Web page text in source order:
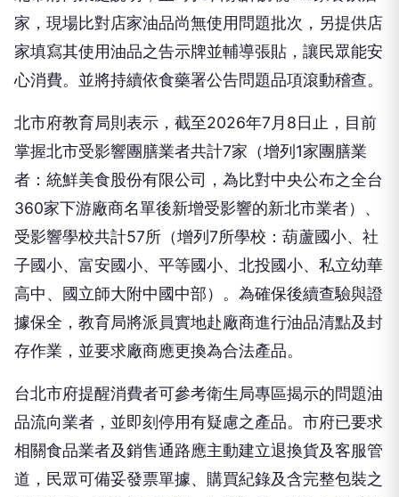
家，現場比對店家油品尚無使用問題批次，另提供店
家填寫其使用油品之告示牌並輔導張貼，讓民眾能安
心消費。並將持續依食藥署公告問題品項滾動稽查。
北市府教育局則表示，截至2026年7月8日止，目前
掌握北市受影響團膳業者共計7家（增列1家團膳業
者：統鮮美食股份有限公司，為比對中央公布之全台
360家下游廠商名單後新增受影響的新北市業者）、
受影響學校共計57所（增列7所學校：葫蘆國小、社
子國小、富安國小、平等國小、北投國小、私立幼華
高中、國立師大附中國中部）。為確保後續查驗與證
據保全，教育局將派員實地赴廠商進行油品清點及封
存作業，並要求廠商應更換為合法產品。
台北市府提醒消費者可參考衛生局專區揭示的問題油
品流向業者，並即刻停用有疑慮之產品。市府已要求
相關食品業者及銷售通路應主動建立退換貨及客服管
道，民眾可備妥發票單據、購買紀錄及含完整包裝之